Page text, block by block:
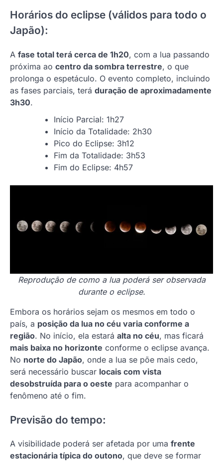
Horários do eclipse (válidos para todo o
Japão):
A fase total terá cerca de 1h20, com a lua passando
próxima ao centro da sombra terrestre, o que
prolonga o espetáculo. O evento completo, incluindo
as fases parciais, terá duração de aproximadamente
3h30.
Início Parcial: 1h27
Início da Totalidade: 2h30
Pico do Eclipse: 3h12
Fim da Totalidade: 3h53
Fim do Eclipse: 4h57
Reprodução de como a lua poderá ser observada
durante o eclipse.
Embora os horários sejam os mesmos em todo o
país, a posição da lua no céu varia conforme a
região. No início, ela estará alta no céu, mas ficará
mais baixa no horizonte conforme o eclipse avança.
No norte do Japão, onde a lua se põe mais cedo,
será necessário buscar locais com vista
desobstruída para o oeste para acompanhar o
fenômeno até o fim.
Previsão do tempo:
A visibilidade poderá ser afetada por uma frente
estacionária típica do outono, que deve se formar